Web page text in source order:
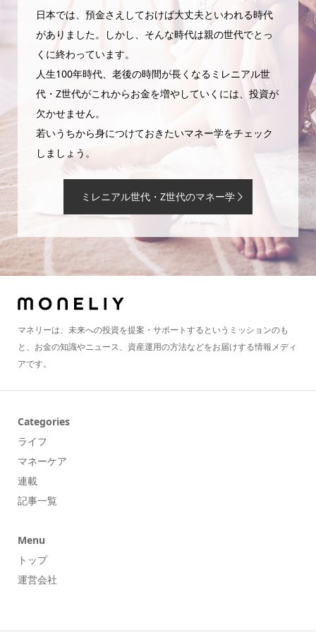
日本では、預金さえしておけば大丈夫といわれる時代
がありました。しかし、そんな時代は親の世代でとっ
くに終わっています。
人生100年時代、老後の時間が長くなるミレニアル世
代・Z世代がこれからお金を増やしていくには、投資が
欠かせません。
若いうちから身につけておきたいマネー学をチェック
しましょう。
ミレニアル世代・Z世代のマネー学
マネリーは、未来への投資を提案・サポートするというミッションのも
と、お金の知識やニュース、資産運用の方法などをお届けする情報メディ
アです。
Categories
ライフ
マネーケア
連載
記事一覧
Menu
トップ
運営会社